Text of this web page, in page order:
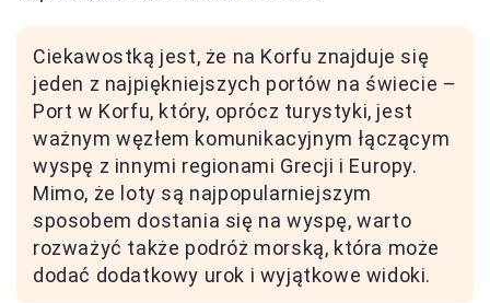
Ciekawostką jest, że na Korfu znajduje się
jeden z najpiękniejszych portów na świecie –
Port w Korfu, który, oprócz turystyki, jest
ważnym węzłem komunikacyjnym łączącym
wyspę z innymi regionami Grecji i Europy.
Mimo, że loty są najpopularniejszym
sposobem dostania się na wyspę, warto
rozważyć także podróż morską, która może
dodać dodatkowy urok i wyjątkowe widoki.